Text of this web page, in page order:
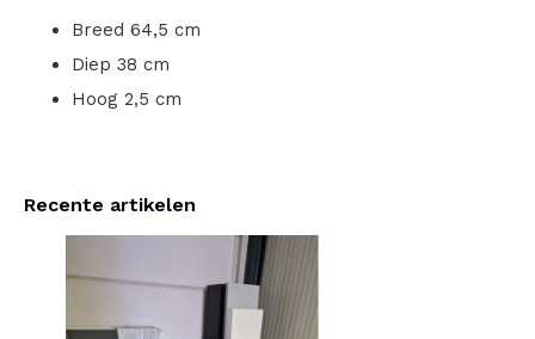
Breed 64,5 cm
Diep 38 cm
Hoog 2,5 cm
Recente artikelen